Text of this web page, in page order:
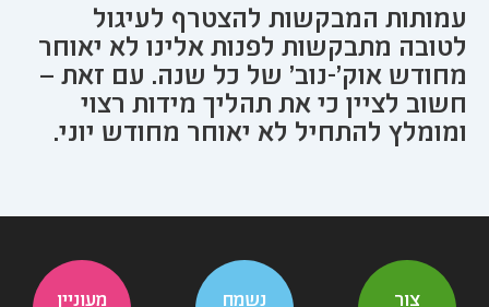
עמותות המבקשות להצטרף לעיגול
לטובה מתבקשות לפנות אלינו לא יאוחר
מחודש אוק'-נוב' של כל שנה. עם זאת –
חשוב לציין כי את תהליך מידות רצוי
ומומלץ להתחיל לא יאוחר מחודש יוני.
צור נשמח מעוניין